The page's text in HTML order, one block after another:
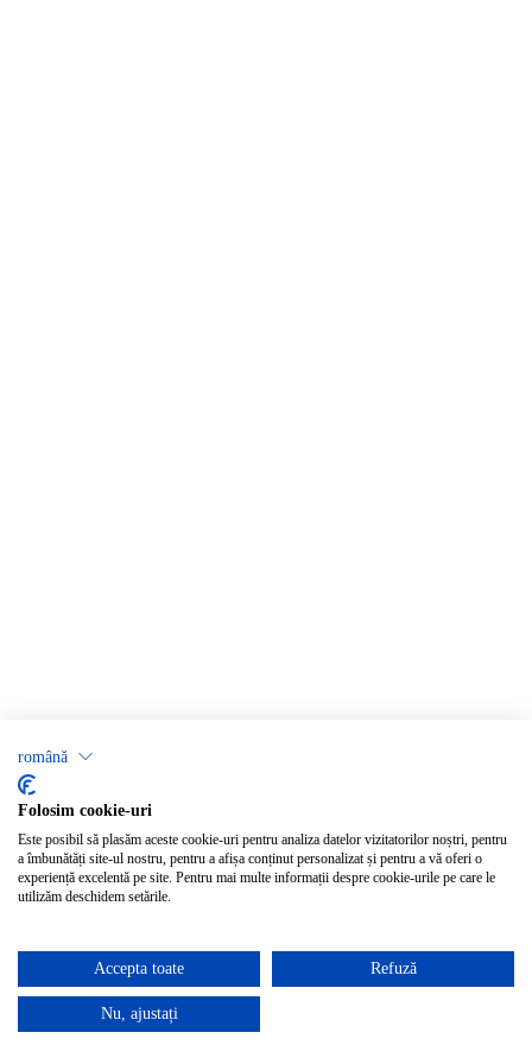
română
Folosim cookie-uri
Este posibil să plasăm aceste cookie-uri pentru analiza datelor vizitatorilor noștri, pentru
a îmbunătăți site-ul nostru, pentru a afișa conținut personalizat și pentru a vă oferi o
experiență excelentă pe site. Pentru mai multe informații despre cookie-urile pe care le
utilizăm deschidem setările.
Accepta toate Refuză
Nu, ajustați